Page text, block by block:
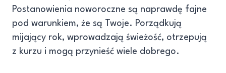
Postanowienia noworoczne są naprawdę fajne
pod warunkiem, że są Twoje. Porządkują
mijający rok, wprowadzają świeżość, otrzepują
z kurzu i mogą przynieść wiele dobrego.